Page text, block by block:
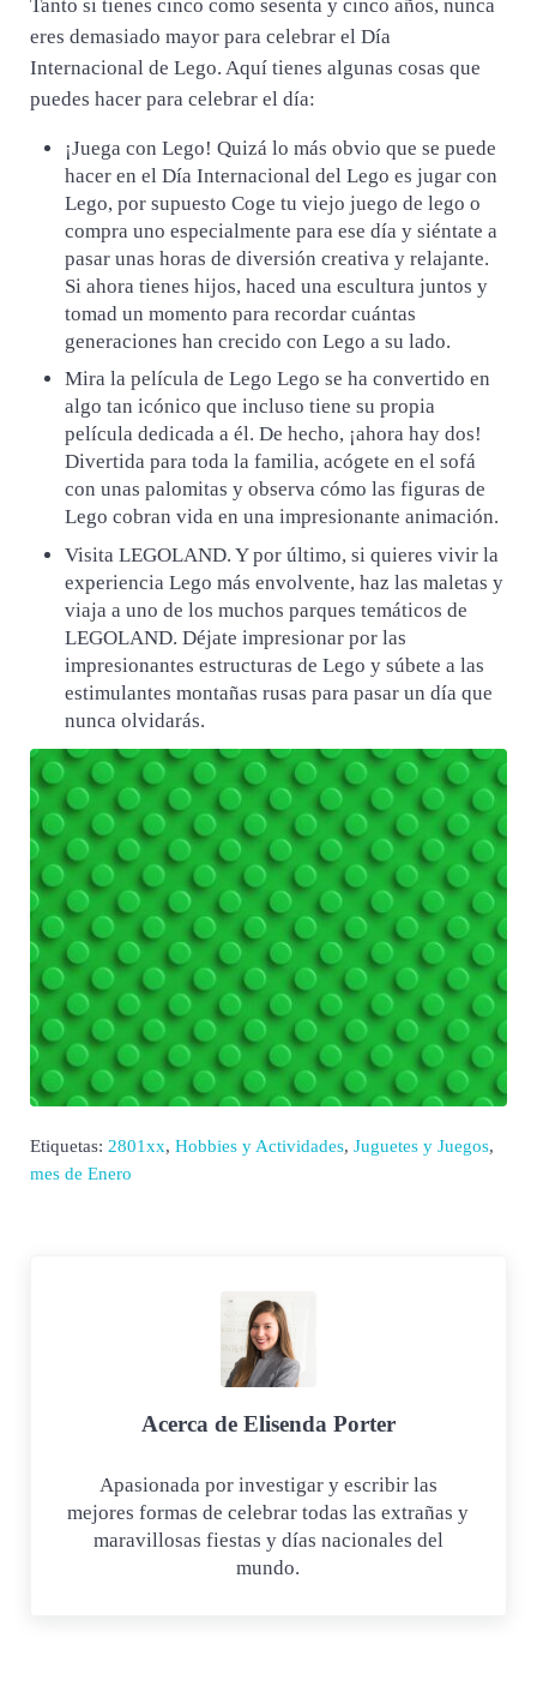
Tanto si tienes cinco como sesenta y cinco años, nunca
eres demasiado mayor para celebrar el Día
Internacional de Lego. Aquí tienes algunas cosas que
puedes hacer para celebrar el día:
¡Juega con Lego! Quizá lo más obvio que se puede
hacer en el Día Internacional del Lego es jugar con
Lego, por supuesto Coge tu viejo juego de lego o
compra uno especialmente para ese día y siéntate a
pasar unas horas de diversión creativa y relajante.
Si ahora tienes hijos, haced una escultura juntos y
tomad un momento para recordar cuántas
generaciones han crecido con Lego a su lado.
Mira la película de Lego Lego se ha convertido en
algo tan icónico que incluso tiene su propia
película dedicada a él. De hecho, ¡ahora hay dos!
Divertida para toda la familia, acógete en el sofá
con unas palomitas y observa cómo las figuras de
Lego cobran vida en una impresionante animación.
Visita LEGOLAND. Y por último, si quieres vivir la
experiencia Lego más envolvente, haz las maletas y
viaja a uno de los muchos parques temáticos de
LEGOLAND. Déjate impresionar por las
impresionantes estructuras de Lego y súbete a las
estimulantes montañas rusas para pasar un día que
nunca olvidarás.
Etiquetas: 2801xx, Hobbies y Actividades, Juguetes y Juegos,
mes de Enero
Acerca de Elisenda Porter
Apasionada por investigar y escribir las
mejores formas de celebrar todas las extrañas y
maravillosas fiestas y días nacionales del
mundo.